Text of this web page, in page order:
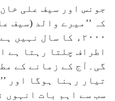
جونس اور سیف علی
کہ ’’میرے والد (سیف
۲۰۰۰ء کا سال
اطراف چلتا رہتا ہے
گی۔آج کے زمانے کے
تیار رہنا ہوگا اور
سب سے اہم بات انہوں